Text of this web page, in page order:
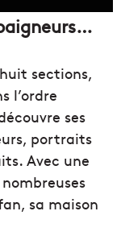
sections,
l’ordre
ses
portraits
Avec une
sa maison